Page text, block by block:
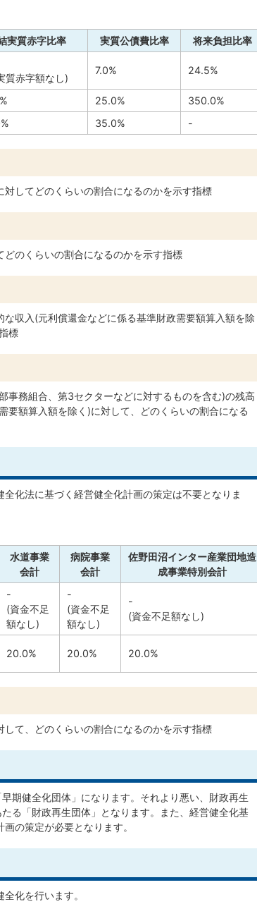
実質赤字比率 実質公債費比率 将来負担比率
質赤字額なし)
7.0% 24.5%
25.0%
350.0%
35.0% -
してどのくらいの割合になるのかを示す指標
のくらいの割合になるのかを示す指標
収入(元利償還金などに係る基準財政需要額算入額を除
標
事務組合、第3セクターなどに対するものを含む)の残高
要額算入額を除く)に対して、どのくらいの割合になる
化法に基づく経営健全化計画の策定は不要となりま
水道事業
会計
病院事業
会計
佐野田沼インター産業団地造
成事業特別会計
-
(資金不足
額なし)
-
(資金不足
額なし)
-
(資金不足額なし)
20.0% 20.0% 20.0%
て、どのくらいの割合になるのかを示す指標
期健全化団体」になります。それより悪い、財政再生
る「財政再生団体」となります。また、経営健全化基
の策定が必要となります。
化を行います。